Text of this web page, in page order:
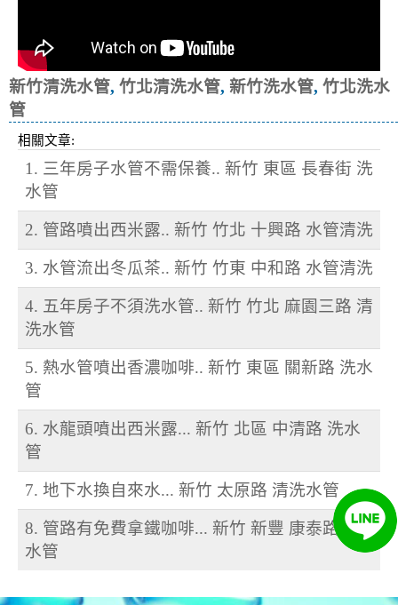
新竹清洗水管, 竹北清洗水管, 新竹洗水管, 竹北洗水
管
相關文章:
1. 三年房子水管不需保養.. 新竹 東區 長春街 洗
水管
2. 管路噴出西米露.. 新竹 竹北 十興路 水管清洗
3. 水管流出冬瓜茶.. 新竹 竹東 中和路 水管清洗
4. 五年房子不須洗水管.. 新竹 竹北 麻園三路 清
洗水管
5. 熱水管噴出香濃咖啡.. 新竹 東區 關新路 洗水
管
6. 水龍頭噴出西米露... 新竹 北區 中清路 洗水
管
7. 地下水換自來水... 新竹 太原路 清洗水管
8. 管路有免費拿鐵咖啡... 新竹 新豐 康泰路 洗
水管